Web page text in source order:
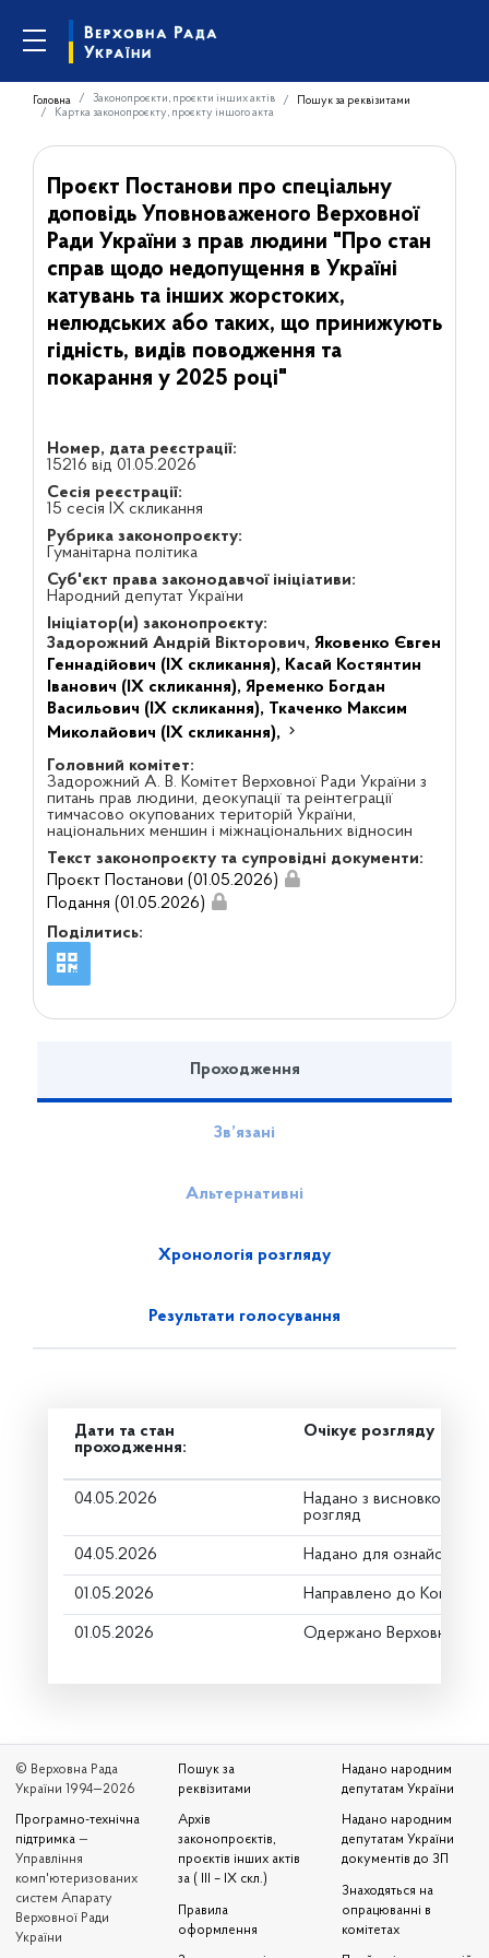
Головна Законопроєкти, проєкти інших актів
Пошук за реквізитами
Картка законопроєкту, проєкту іншого акта
Проєкт Постанови про спеціальну
доповідь Уповноваженого Верховної
Ради України з прав людини "Про стан
справ щодо недопущення в Україні
катувань та інших жорстоких,
нелюдських або таких, що принижують
гідність, видів поводження та
покарання у 2025 році"
Номер, дата реєстрації:
15216 від 01.05.2026
Сесія реєстрації:
15 сесія IX скликання
Рубрика законопроєкту:
Гуманітарна політика
Суб'єкт права законодавчої ініціативи:
Народний депутат України
Ініціатор(и) законопроєкту:
Задорожний Андрій Вікторович, Яковенко Євген
Геннадійович (IX скликання), Касай Костянтин
Іванович (IX скликання), Яременко Богдан
Васильович (IX скликання), Ткаченко Максим
Миколайович (IX скликання),
Головний комітет:
Задорожний А. В. Комітет Верховної Ради України з
питань прав людини, деокупації та реінтеграції
тимчасово окупованих територій України,
національних меншин і міжнаціональних відносин
Текст законопроєкту та супровідні документи:
Проєкт Постанови (01.05.2026)
Подання (01.05.2026)
Поділитись:
Проходження
Зв’язані
Альтернативні
Хронологія розгляду
Результати голосування
Дати та стан
проходження:
Очікує розгляду
04.05.2026
Надано з висновком
розгляд
04.05.2026 Надано для
01.05.2026 Направлено до Комітету
01.05.2026 Одержано Верховною
© Верховна Рада
України 1994—2026
Програмно-технічна
підтримка —
Управління
комп'ютеризованих
систем Апарату
Верховної Ради
України
Пошук за
реквізитами
Архів
законопроєктів,
проєктів інших актів
за ( III – IX скл.)
Правила
оформлення
Надано народним
депутатам України
Надано народним
депутатам України
документів до ЗП
Знаходяться на
опрацюванні в
комітетах